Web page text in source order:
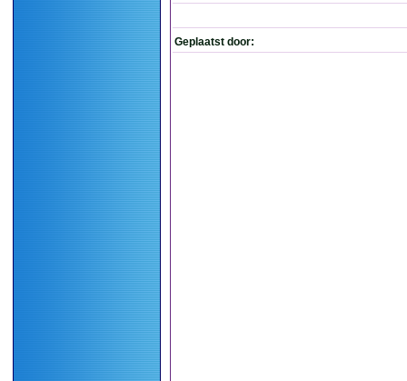
Geplaatst door: